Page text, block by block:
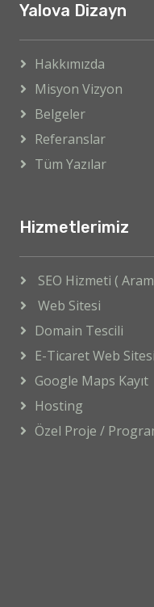
Yalova Dizayn
Hakkımızda
Misyon Vizyon
Belgeler
Referanslar
Tüm Yazılar
Hizmetlerimiz
SEO Hizmeti (
Web Sitesi
Domain Tescili
E-Ticaret Web Sitesi
Google Maps Kayıt
Hosting
Özel Proje /